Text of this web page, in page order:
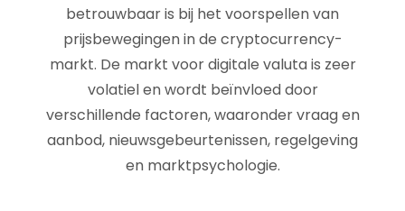
betrouwbaar is bij het voorspellen van
prijsbewegingen in de cryptocurrency-
markt. De markt voor digitale valuta is zeer
volatiel en wordt beïnvloed door
verschillende factoren, waaronder vraag en
aanbod, nieuwsgebeurtenissen, regelgeving
en marktpsychologie.